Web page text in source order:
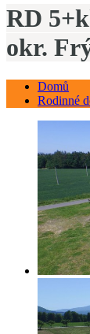
RD
okr.
Domů
Rodinné